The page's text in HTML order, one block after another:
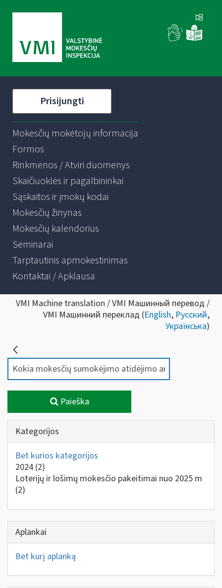
Prisijungti
Mokesčių mokėtojų informacija
Formos
Rinkmenos / Atviri duomenys
Skaičiuoklės ir pagalbininkai
Sąskaitos ir įmokų kodai
Mokesčių žinynas
Mokesčių kalendorius
Seminarai
Tarptautinis apmokestinimas
Kontaktai / Apklausa
VMI Machine translation / VMI Машинный перевод /
VMI Машинний переклад (English, Русский,
Українська)
Paieška
Kategorijos
Bet kurios kategorijos
2024 (2)
Loterijų ir lošimų mokesčio pakeitimai nuo 2025 m
(2)
Aplankai
Bet kurį aplanką